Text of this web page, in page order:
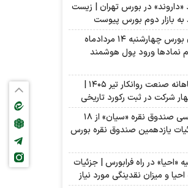
«داروند» در بورس تهران | زیست
به بازار دوم بورس پیوست
ترین‌های بورس چهارشنبه ۱۴ مردادماه
کدام نماد‌ها ورود پول هوشمند
گزارش ماهانه صنعت روانکار تیر ۱۴۰۵ |
شرکت در ثبت رکورد تاریخی
پذیره‌نویسی صندوق نقره «سیان» از ۱۸
یازدهمین صندوق نقره بورس
«احیا» در راه فرابورس | جزئیات
و میزان نقدینگی مورد نیاز